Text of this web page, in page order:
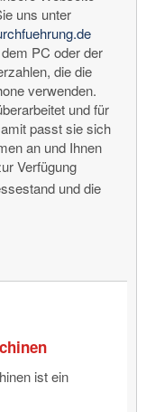
uns unter
PC oder der
die die
verwenden.
und für
passt sie sich
an und Ihnen
Verfügung
und die
ist ein